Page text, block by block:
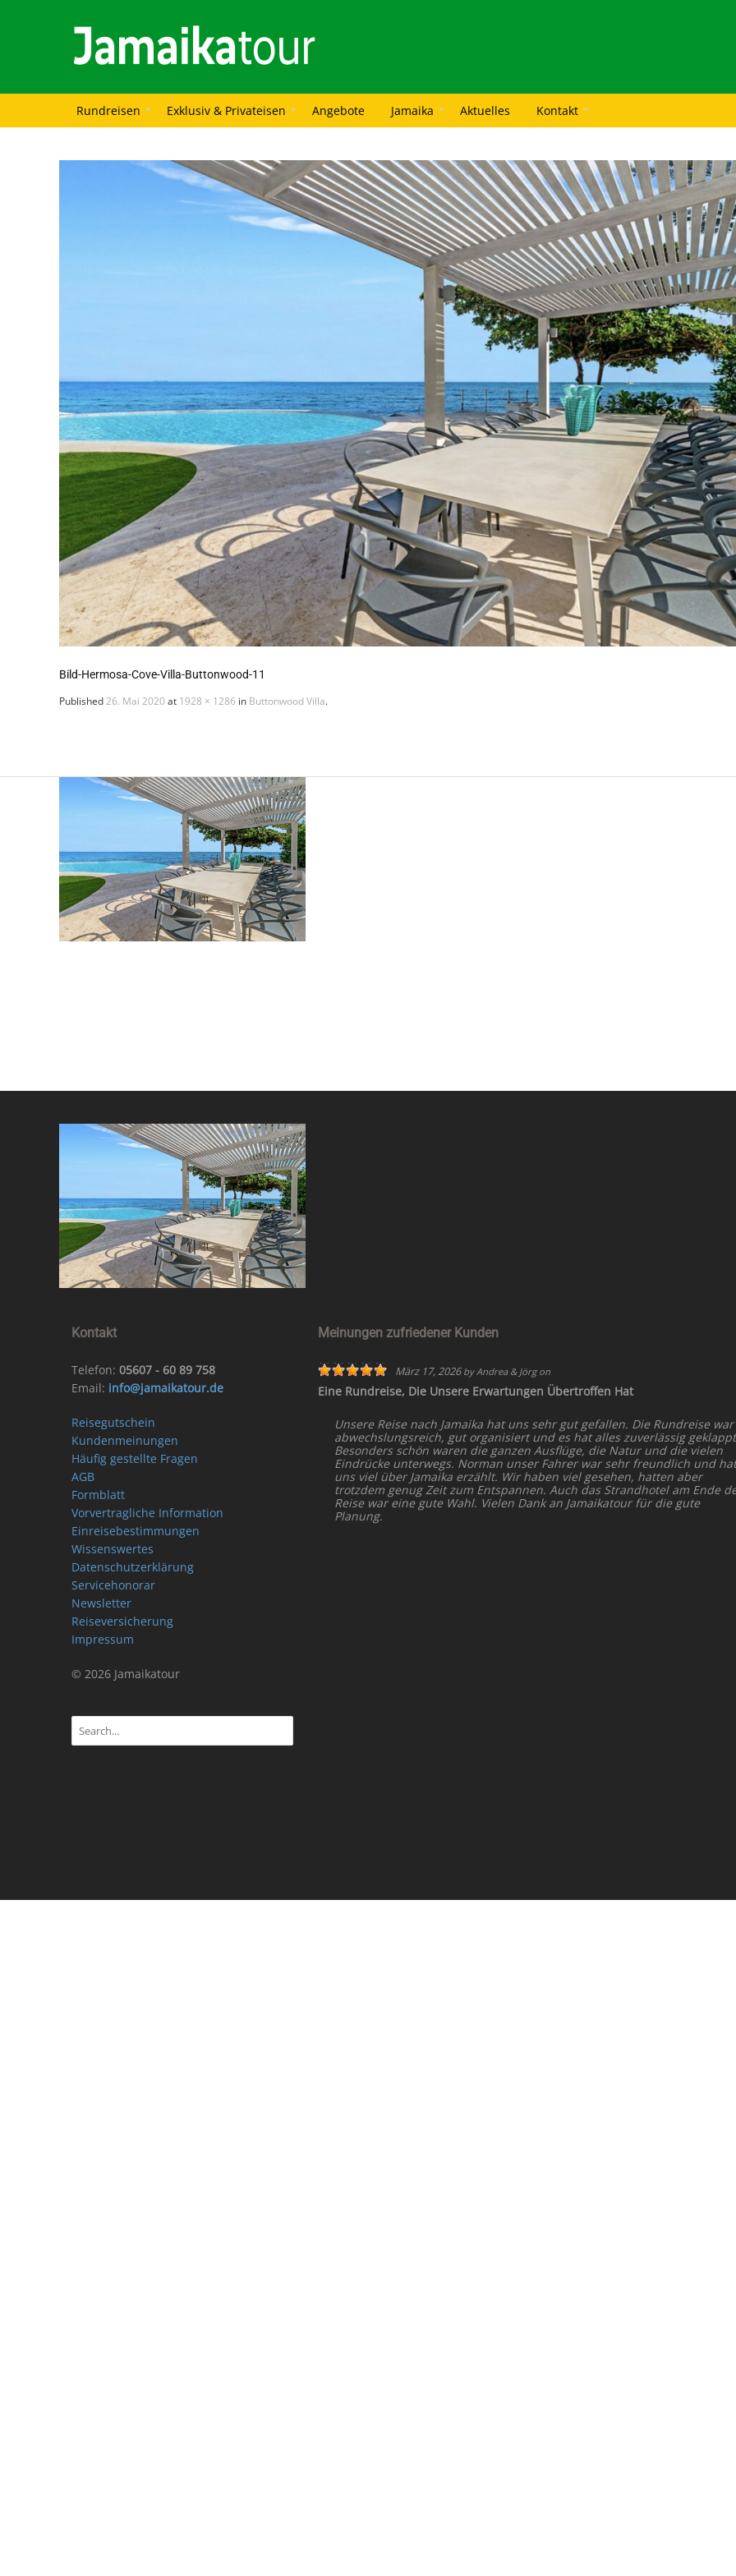
Rundreisen Exklusiv & Privateisen Angebote Jamaika Aktuelles Kontakt
Bild-Hermosa-Cove-Villa-Buttonwood-11
Published26. Mai 2020 at 1928 × 1286 in Buttonwood Villa.
Kontakt
Telefon: 05607 - 60 89 758
Email: info@jamaikatour.de
Reisegutschein
Kundenmeinungen
Häufig gestellte Fragen
AGB
Formblatt
Vorvertragliche Information
Einreisebestimmungen
Wissenswertes
Datenschutzerklärung
Servicehonorar
Newsletter
Reiseversicherung
Impressum
© 2026 Jamaikatour
Meinungen zufriedener Kunden
März 17, 2026byAndrea & Jörgon
Eine Rundreise, Die Unsere Erwartungen Übertroffen Hat
Unsere Reise nach Jamaika hat uns sehr gut gefallen. Die Rundreise war
abwechslungsreich, gut organisiert und es hat alles zuverlässig
Besonders schön waren die ganzen Ausflüge, die Natur und die vielen
Eindrücke unterwegs. Norman unser Fahrer war sehr freundlich und hat
uns viel über Jamaika erzählt. Wir haben viel gesehen, hatten aber
trotzdem genug Zeit zum Entspannen. Auch das Strandhotel am Ende
Reise war eine gute Wahl. Vielen Dank an Jamaikatour für die gute
Planung.